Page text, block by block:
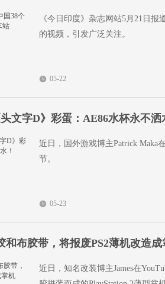
《今日印度》杂志网站5月21日
的视频，引发广泛关注。
05-22
头文字D》彩蛋：AE86水杯永不洒
近日，国外游戏博主Patrick Maka
节。
05-23
和布胶带，将报废PS2薄机改造成
近日，知名改装博主James在